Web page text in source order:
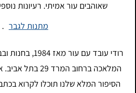
שאוהבים עור אמיתי. רעיונות
מתנות לגבר
רודי עובד עם עור מאז 1984,
המלאכה ברחוב המרד 29 בתל
הסיפור המלא שלנו תוכלו לקרוא